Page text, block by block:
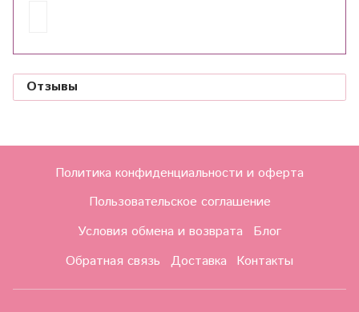
Отзывы
Политика конфиденциальности и оферта
Пользовательское соглашение
Условия обмена и возврата
Блог
Обратная связь
Доставка Контакты